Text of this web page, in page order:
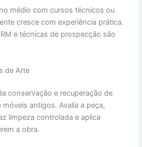
médio com cursos técnicos ou
cresce com experiência prática.
e técnicas de prospecção são
de Arte
conservação e recuperação de
antigos. Avalia a peça,
limpeza controlada e aplica
a obra.